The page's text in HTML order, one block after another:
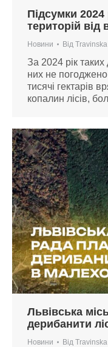
Підсумки
територій від
Новини Від
За 2024 рік
них не
тисячі гектарів
копалин лісів,
Львівська
дерибанити
Новини Від